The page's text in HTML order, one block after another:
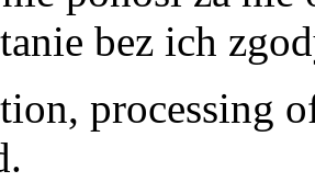
bez ich
processing